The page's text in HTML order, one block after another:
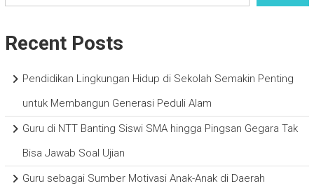
Recent Posts
Pendidikan Lingkungan Hidup di Sekolah Semakin Penting
untuk Membangun Generasi Peduli Alam
Guru di NTT Banting Siswi SMA hingga Pingsan Gegara Tak
Bisa Jawab Soal Ujian
Guru sebagai Sumber Motivasi Anak-Anak di Daerah